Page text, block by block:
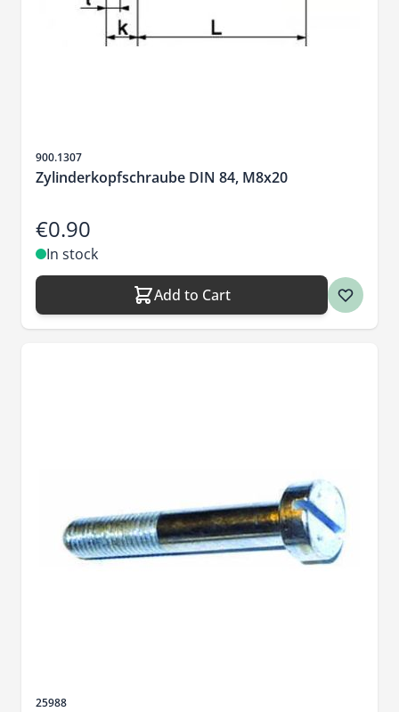
Sku
900.1307
Zylinderkopfschraube DIN 84, M8x20
€0.90
In stock
Add to Cart
Sku
25988